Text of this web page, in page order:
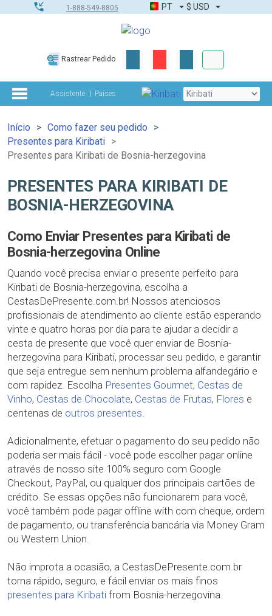
1-888-549-8805 PT $ USD
Rastrear Pedido
Assistente Países
Início
Como fazer seu pedido
Presentes para Kiribati
Presentes para Kiribati de Bosnia-herzegovina
PRESENTES PARA KIRIBATI DE
BOSNIA-HERZEGOVINA
Como Enviar Presentes para Kiribati de
Bosnia-herzegovina Online
Quando você precisa enviar o presente perfeito para
Kiribati de Bosnia-herzegovina, escolha a
CestasDePresente.com.br! Nossos atenciosos
profissionais de atendimento ao cliente estão esperando
vinte e quatro horas por dia para te ajudar a decidir a
cesta de presente que você quer enviar de Bosnia-
herzegovina para Kiribati, processar seu pedido, e garantir
que seja entregue sem nenhum problema alfandegário e
com rapidez. Escolha Presentes Gourmet, Cestas de
Vinho, Cestas de Chocolate, Cestas de Frutas, Flores e
centenas de outros presentes.
Adicionalmente, efetuar o pagamento do seu pedido não
poderia ser mais fácil - você pode escolher pagar online
através de nosso site 100% seguro com Google
Checkout, PayPal, ou qualquer dos principais cartões de
crédito. Se essas opções não funcionarem para você,
você também pode pagar offline with com cheque, ordem
de pagamento, ou transferência bancária via Money Gram
ou Western Union.
Não improta a ocasião, a CestasDePresente.com.br
torna rápido, seguro, e fácil enviar os mais finos
presentes para Kiribati from Bosnia-herzegovina.